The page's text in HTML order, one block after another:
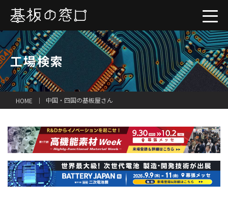
一括見積り
工場検索
HOME 中国・四国の基板屋さん